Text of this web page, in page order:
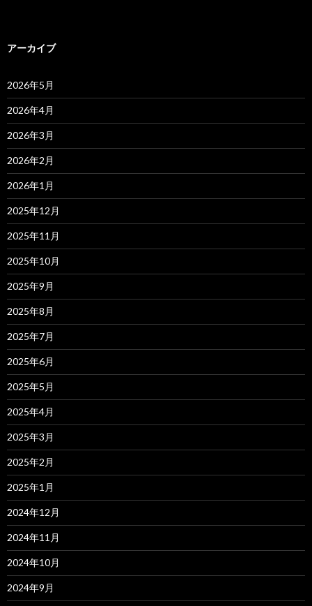
アーカイブ
2026年5月
2026年4月
2026年3月
2026年2月
2026年1月
2025年12月
2025年11月
2025年10月
2025年9月
2025年8月
2025年7月
2025年6月
2025年5月
2025年4月
2025年3月
2025年2月
2025年1月
2024年12月
2024年11月
2024年10月
2024年9月